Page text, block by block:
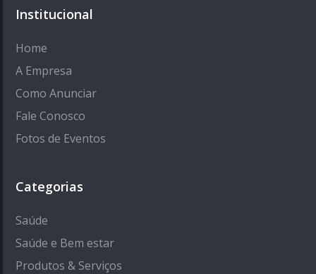
Institucional
Home
A Empresa
Como Anunciar
Fale Conosco
Fotos de Eventos
Categorias
Saúde
Saúde e Bem estar
Produtos & Serviços